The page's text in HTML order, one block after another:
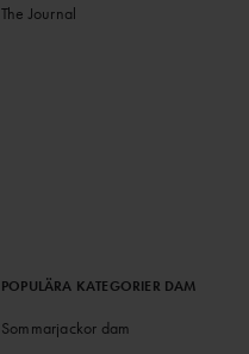
The Journal
POPULÄRA KATEGORIER DAM
Sommarjackor dam